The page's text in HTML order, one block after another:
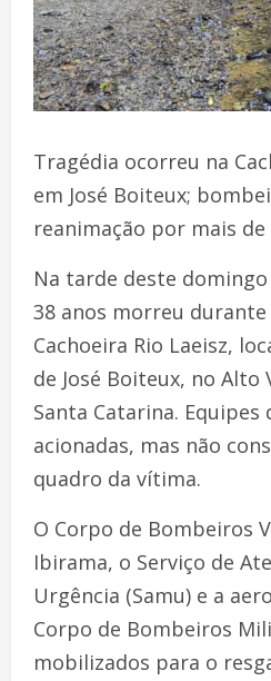
Tragédia ocorreu na
em José Boiteux;
reanimação por mais
Na tarde deste
38 anos morreu
Cachoeira Rio Laeisz,
de José Boiteux, no Alto
Santa Catarina.
acionadas, mas não
quadro da vítima.
O Corpo de Bombeiros
Ibirama, o Serviço de
Urgência (Samu) e a
Corpo de Bombeiros
mobilizados para o